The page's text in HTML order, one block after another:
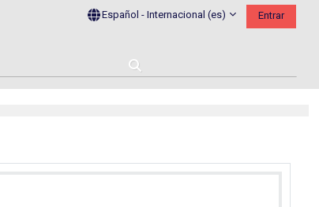
Español - Internacional ‎(es)‎ Entrar